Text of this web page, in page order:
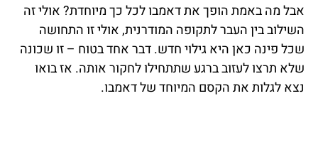
אבל מה באמת הופך את דאמבו לכל כך מיוחדת? אולי זה
השילוב בין העבר לתקופה המודרנית, אולי זו התחושה
שכל פינה כאן היא גילוי חדש. דבר אחד בטוח – זו שכונה
שלא תרצו לעזוב ברגע שתתחילו לחקור אותה. אז בואו
נצא לגלות את הקסם המיוחד של דאמבו.